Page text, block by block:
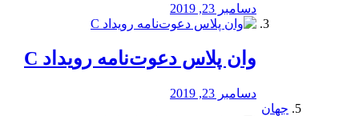
دسامبر 23, 2019
وان پلاس دعوت‌نامه رویداد C
دسامبر 23, 2019
جهان